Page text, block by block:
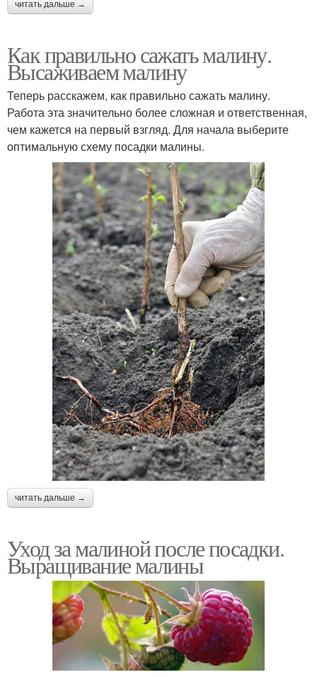
читать дальше →
Как правильно сажать малину.
Высаживаем малину
Теперь расскажем, как правильно сажать малину.
Работа эта значительно более сложная и ответственная,
чем кажется на первый взгляд. Для начала выберите
оптимальную схему посадки малины.
читать дальше →
Уход за малиной после посадки.
Выращивание малины